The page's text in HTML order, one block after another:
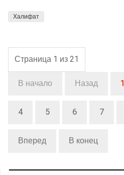
Халифат
Страница 1 из 21
В начало
Назад 1
4 5 6 7
Вперед В конец